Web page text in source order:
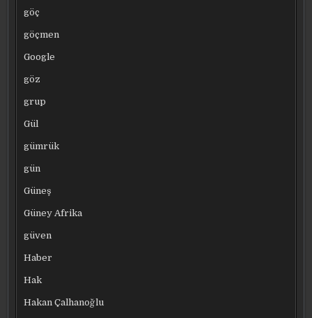
göç
göçmen
Google
göz
grup
Gül
gümrük
gün
Güneş
Güney Afrika
güven
Haber
Hak
Hakan Çalhanoğlu